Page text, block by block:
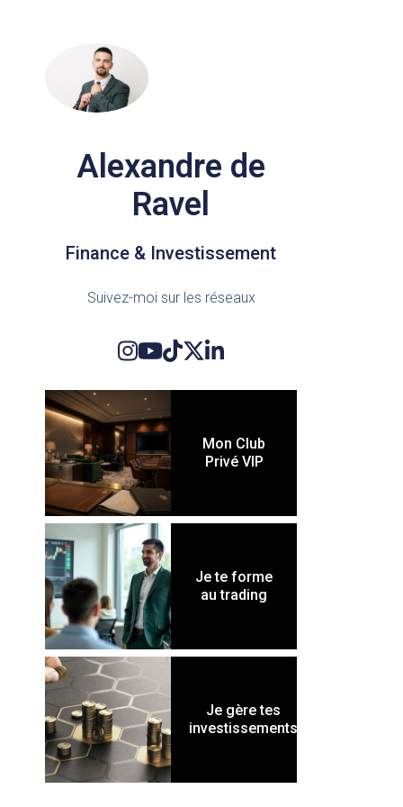
Alexandre de
Ravel
Finance & Investissement
Suivez-moi sur les réseaux
Mon Club
Privé VIP
Je te forme
au trading
Je gère tes
investissements